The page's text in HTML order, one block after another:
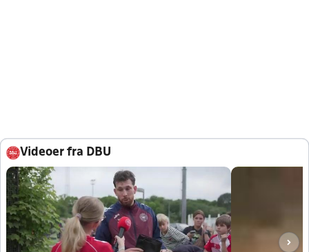
Videoer fra DBU